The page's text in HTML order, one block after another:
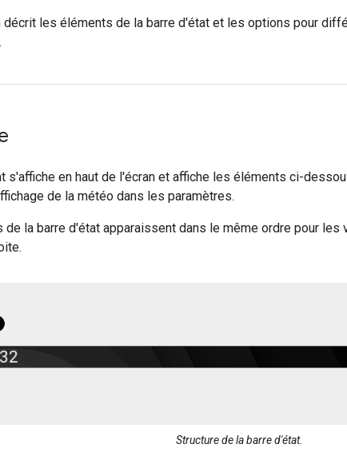
les éléments de la barre d'état et les options pour
s'affiche en haut de l'écran et affiche les éléments ci-
de la météo dans les paramètres.
de la barre d'état apparaissent dans le même ordre pour les
Structure de la barre d'état.